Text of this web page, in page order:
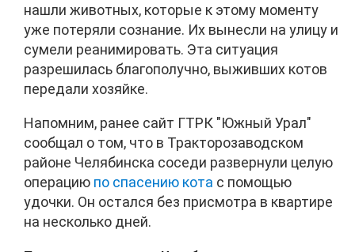
нашли животных, которые к этому моменту
уже потеряли сознание. Их вынесли на улицу и
сумели реанимировать. Эта ситуация
разрешилась благополучно, выживших котов
передали хозяйке.
Напомним, ранее сайт ГТРК "Южный Урал"
сообщал о том, что в Тракторозаводском
районе Челябинска соседи развернули целую
операцию по спасению кота с помощью
удочки. Он остался без присмотра в квартире
на несколько дней.